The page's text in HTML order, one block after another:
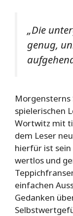
„Die
genug,
Morgensterns
spielerischen
Wortwitz mit
dem Leser
hierfür ist sein
wertlos und
einfachen
Gedanken